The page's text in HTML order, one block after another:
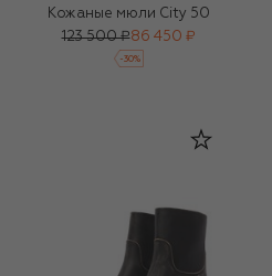
Кожаные мюли City 50
123 500 ₽86 450 ₽
-30%